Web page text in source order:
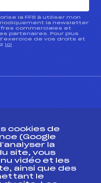
la FFS à utiliser mon
la newsletter
commerciales et
partenaires. Pour plus
de vos droits et
ici
cookies de
(Google
la
site, vous
vidéo et les
ainsi que des
le